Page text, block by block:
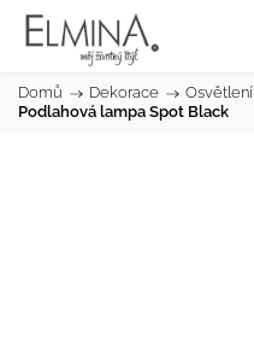
Domů / Dekorace / Osvětlení
Podlahová lampa Spot Black